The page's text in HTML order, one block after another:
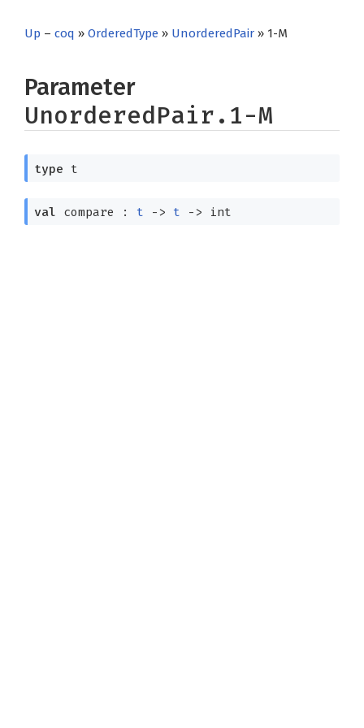
Up – coq » OrderedType » UnorderedPair » 1-M
Parameter
UnorderedPair.1-M
type t
val compare : t -> t -> int